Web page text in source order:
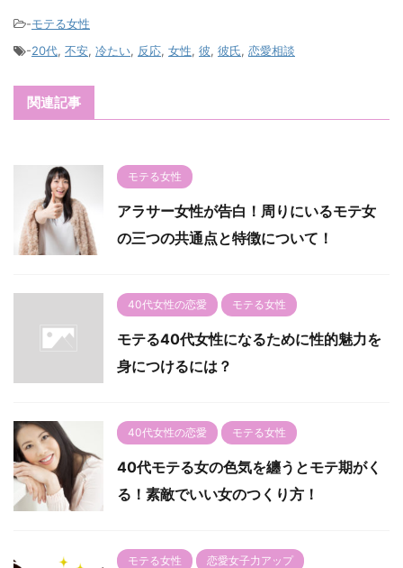
-モテる女性
-20代, 不安, 冷たい, 反応, 女性, 彼, 彼氏, 恋愛相談
関連記事
モテる女性
アラサー女性が告白！周りにいるモテ女
の三つの共通点と特徴について！
40代女性の恋愛 モテる女性
モテる40代女性になるために性的魅力を
身につけるには？
40代女性の恋愛 モテる女性
40代モテる女の色気を纏うとモテ期がく
る！素敵でいい女のつくり方！
モテる女性 恋愛女子力アップ